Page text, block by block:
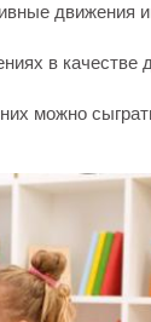
движения
в качестве
можно